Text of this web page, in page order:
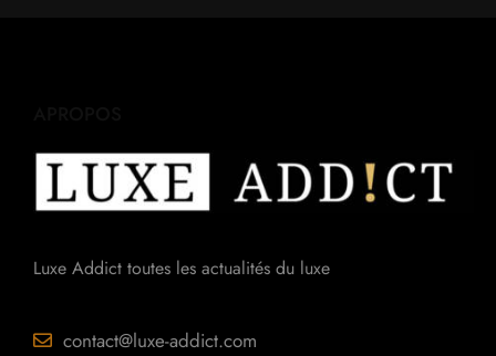
Luxe Addict toutes les actualités du luxe
contact@luxe-addict.com